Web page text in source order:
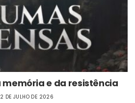
memória e da resistência
DE JULHO DE 2026